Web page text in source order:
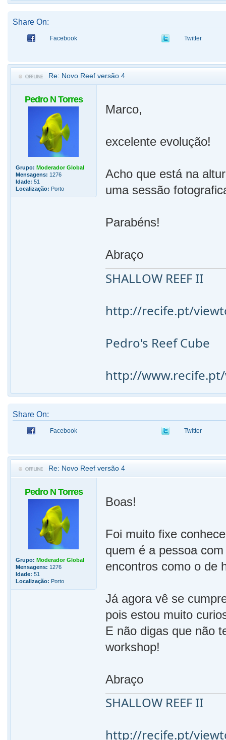
Share On:
Facebook Twitter
Re: Novo Reef versão 4
Pedro N Torres
Grupo: Moderador Global
Mensagens: 1276
Idade: 51
Localização: Porto
Marco,
excelente evolução!
Acho que está na
uma sessão
Parabéns!
Abraço
SHALLOW REEF II
http://recife.pt/
Pedro's Reef Cube
http://
Share On:
Facebook Twitter
Re: Novo Reef versão 4
Pedro N Torres
Grupo: Moderador Global
Mensagens: 1276
Idade: 51
Localização: Porto
Boas!
Foi muito fixe
quem é a pessoa
encontros como o de
Já agora vê se
pois estou muito
E não digas que não
workshop!
Abraço
SHALLOW REEF II
http://recife.pt/